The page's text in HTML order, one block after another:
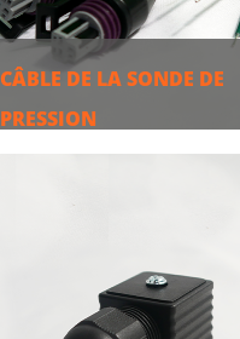
CÂBLE DE LA SONDE DE
PRESSION